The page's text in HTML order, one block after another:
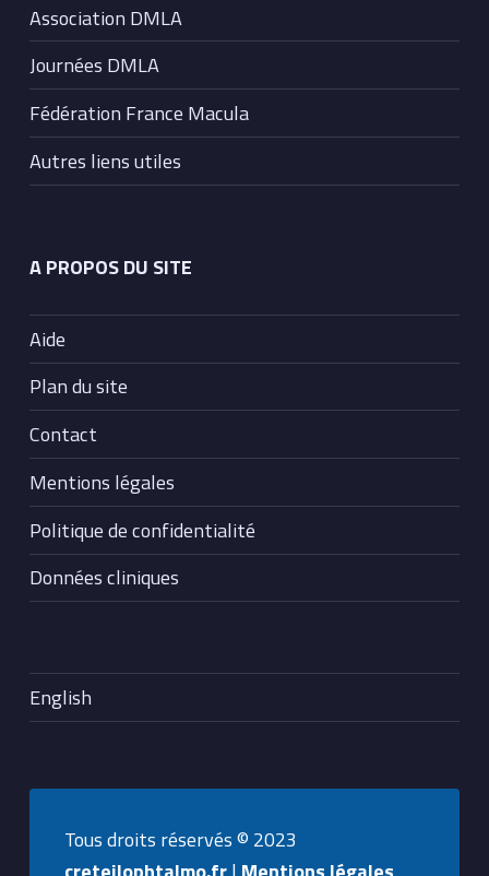
Association DMLA
Journées DMLA
Fédération France Macula
Autres liens utiles
A PROPOS DU SITE
Aide
Plan du site
Contact
Mentions légales
Politique de confidentialité
Données cliniques
English
Tous droits réservés © 2023